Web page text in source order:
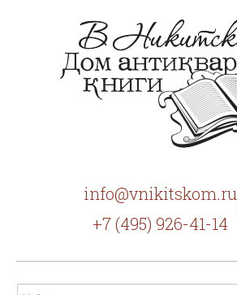
info@vnikitskom.ru
+7 (495) 926-41-14